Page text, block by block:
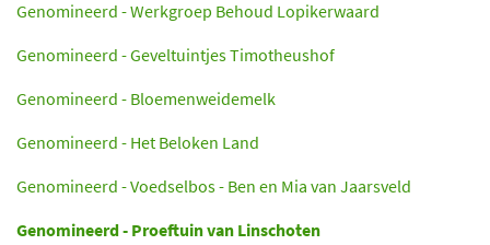
Genomineerd - Werkgroep Behoud Lopikerwaard
Genomineerd - Geveltuintjes Timotheushof
Genomineerd - Bloemenweidemelk
Genomineerd - Het Beloken Land
Genomineerd - Voedselbos - Ben en Mia van Jaarsveld
Genomineerd - Proeftuin van Linschoten